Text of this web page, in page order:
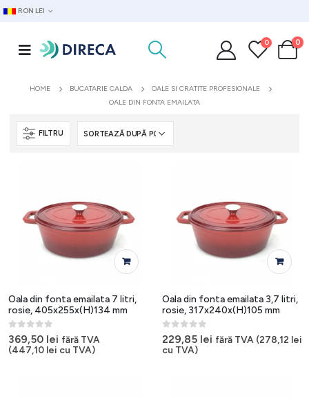
RON LEI
0 0
HOME BUCATARIE CALDA
OALE SI CRATITE PROFESIONALE
OALE DIN FONTA EMAILATA
FILTRU
Oala din fonta emailata 7 litri,
rosie, 405x255x(H)134 mm
0out of 5
369,50 lei fără TVA
(447,10 lei cu TVA)
Oala din fonta emailata 3,7 litri,
rosie, 317x240x(H)105 mm
0out of 5
229,85 lei fără TVA (278,12 lei
cu TVA)